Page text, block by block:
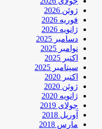
ژوئن 2026
فوریه 2026
ژانویه 2026
دسامبر 2025
نوامبر 2025
اکتبر 2025
سپتامبر 2025
اکتبر 2020
ژوئن 2020
ژانویه 2020
جولای 2019
آوریل 2018
مارس 2018